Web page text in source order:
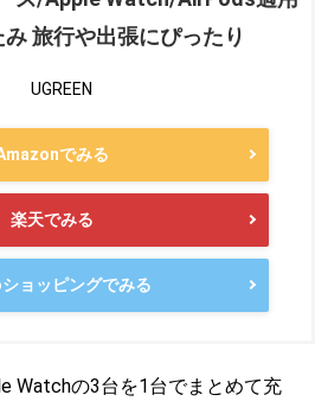
旅行や出張にぴったり
UGREEN
でみる
楽天でみる
ョッピングでみる
Watchの3台を1台でまとめて充